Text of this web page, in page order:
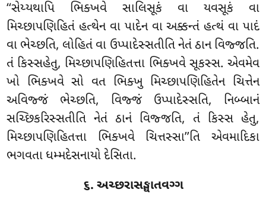
‘‘સેય્યથાપિ ભિક્ખવે સાલિસૂકં વા યવસૂકં વા
મિચ્છાપણિહિતં હત્થેન વા પાદેન વા અક્કન્તં હત્થં વા પાદં
વા ભેચ્છતિ, લોહિતં વા ઉપ્પાદેસ્સતીતિ નેતં ઠાન વિજ્જતિ.
તં કિસ્સહેતુ, મિચ્છાપણિહિતત્તા ભિક્ખવે સૂકસ્સ. એવમેવ
ખો ભિક્ખવે સો વત ભિક્ખુ મિચ્છાપણિહિતેન ચિત્તેન
અવિજ્જં ભેચ્છતિ, વિજ્જં ઉપ્પાદેસ્સતિ, નિબ્બાનં
સચ્છિકરિસ્સતીતિ નેતં ઠાનં વિજ્જતિ, તં કિસ્સ હેતુ,
મિચ્છાપણિહિતત્તા ભિક્ખવે ચિત્તસ્સા’’તિ એવમાદિકા
ભગવતા ધમ્મદેસનાયો દેસિતા.
૬. અચ્છરાસઙ્ઘાતવગ્ગ